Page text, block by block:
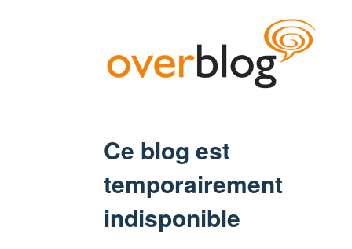
Ce blog est
temporairement
indisponible